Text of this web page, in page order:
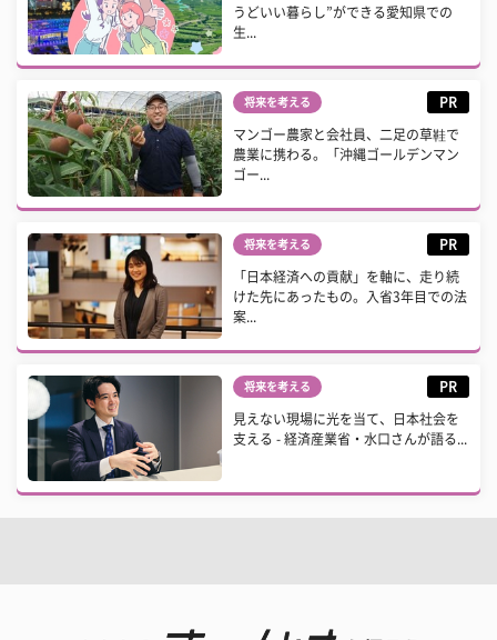
うどいい暮らし”ができる愛知県での
生...
将来を考える PR
マンゴー農家と会社員、二足の草鞋で
農業に携わる。「沖縄ゴールデンマン
ゴー...
将来を考える PR
「日本経済への貢献」を軸に、走り続
けた先にあったもの。入省3年目での法
案...
将来を考える PR
見えない現場に光を当て、日本社会を
支える - 経済産業省・水口さんが語る...